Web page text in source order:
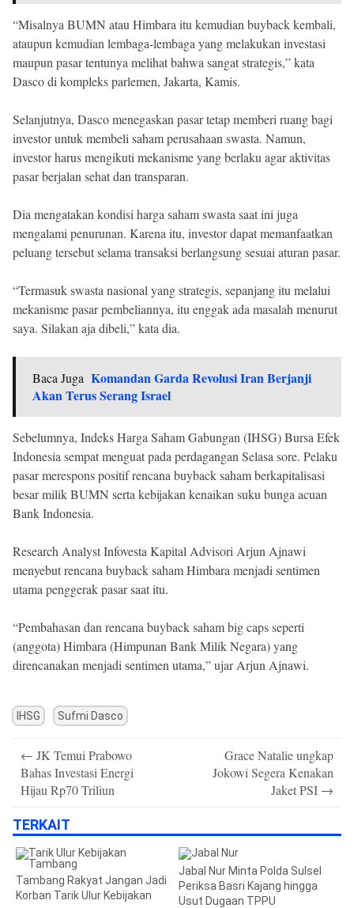
“Misalnya BUMN atau Himbara itu kemudian buyback kembali,
ataupun kemudian lembaga-lembaga yang melakukan investasi
maupun pasar tentunya melihat bahwa sangat strategis,” kata
Dasco di kompleks parlemen, Jakarta, Kamis.
Selanjutnya, Dasco menegaskan pasar tetap memberi ruang bagi
investor untuk membeli saham perusahaan swasta. Namun,
investor harus mengikuti mekanisme yang berlaku agar aktivitas
pasar berjalan sehat dan transparan.
Dia mengatakan kondisi harga saham swasta saat ini juga
mengalami penurunan. Karena itu, investor dapat memanfaatkan
peluang tersebut selama transaksi berlangsung sesuai aturan pasar.
“Termasuk swasta nasional yang strategis, sepanjang itu melalui
mekanisme pasar pembeliannya, itu enggak ada masalah menurut
saya. Silakan aja dibeli,” kata dia.
Baca Juga Komandan Garda Revolusi Iran Berjanji
Akan Terus Serang Israel
Sebelumnya, Indeks Harga Saham Gabungan (IHSG) Bursa Efek
Indonesia sempat menguat pada perdagangan Selasa sore. Pelaku
pasar merespons positif rencana buyback saham berkapitalisasi
besar milik BUMN serta kebijakan kenaikan suku bunga acuan
Bank Indonesia.
Research Analyst Infovesta Kapital Advisori Arjun Ajnawi
menyebut rencana buyback saham Himbara menjadi sentimen
utama penggerak pasar saat itu.
“Pembahasan dan rencana buyback saham big caps seperti
(anggota) Himbara (Himpunan Bank Milik Negara) yang
direncanakan menjadi sentimen utama,” ujar Arjun Ajnawi.
IHSG Sufmi Dasco
navigation
← JK Temui Prabowo
Bahas Investasi Energi
Hijau Rp70 Triliun
Grace Natalie ungkap
Jokowi Segera Kenakan
Jaket PSI →
TERKAIT
Tambang Rakyat Jangan Jadi
Korban Tarik Ulur Kebijakan
Jabal Nur Minta Polda Sulsel
Periksa Basri Kajang hingga
Usut Dugaan TPPU